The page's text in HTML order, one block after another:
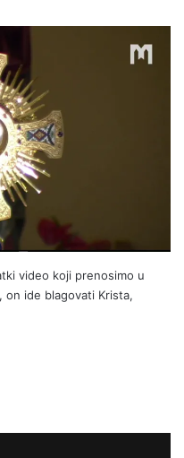
video koji prenosimo u
on ide blagovati Krista,